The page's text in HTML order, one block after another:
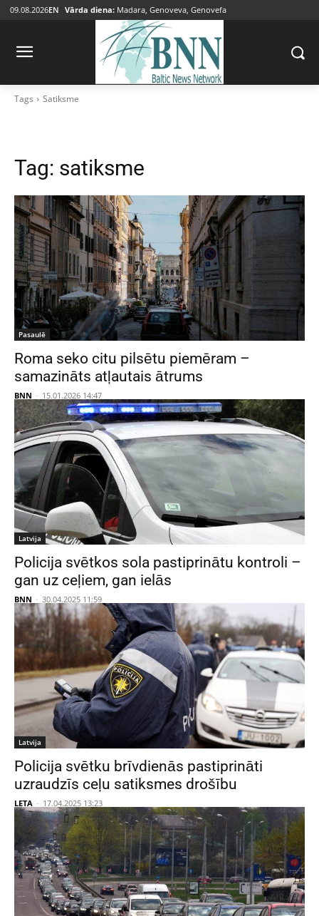
09.08.2026EN Vārda diena: Madara, Genoveva, Genovefa
Tags Satiksme
Tag: satiksme
Pasaulē
Roma seko citu pilsētu piemēram –
samazināts atļautais ātrums
BNN - 15.01.2026 14:47
Latvija
Policija svētkos sola pastiprinātu kontroli –
gan uz ceļiem, gan ielās
BNN - 30.04.2025 11:59
Latvija
Policija svētku brīvdienās pastiprināti
uzraudzīs ceļu satiksmes drošību
LETA - 17.04.2025 13:23